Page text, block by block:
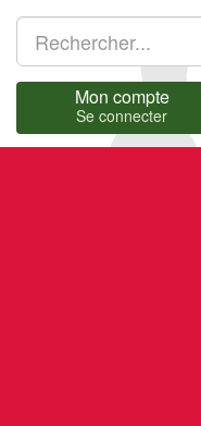
Mon compte
Se connecter